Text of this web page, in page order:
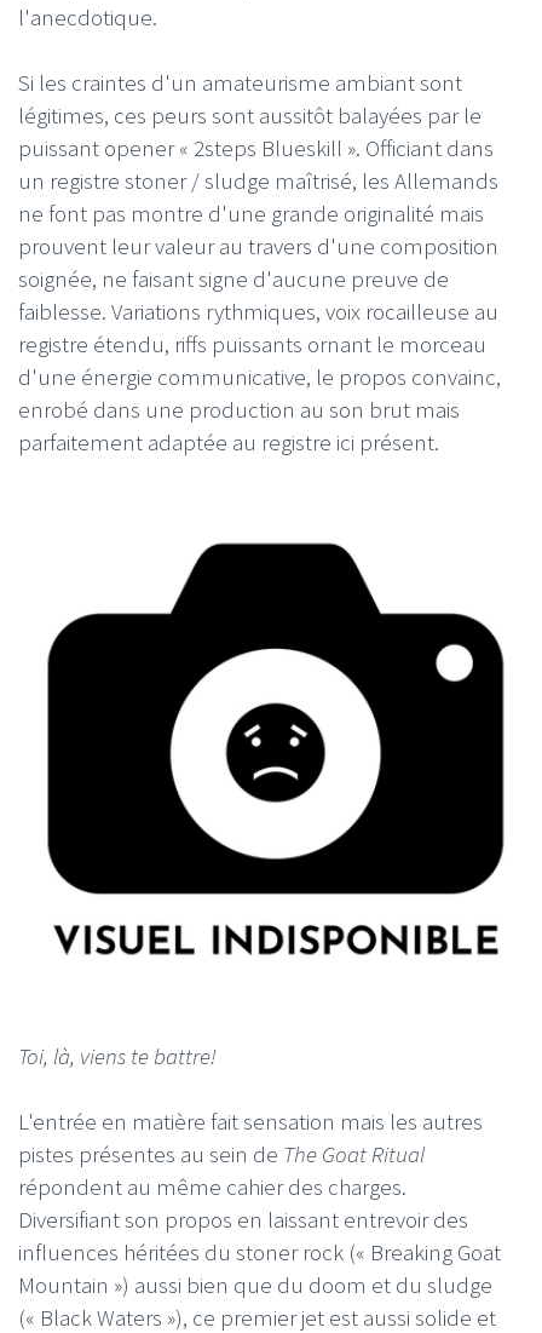
l'anecdotique.
Si les craintes d'un amateurisme ambiant sont
légitimes, ces peurs sont aussitôt balayées par le
puissant opener « 2steps Blueskill ». Officiant dans
un registre stoner / sludge maîtrisé, les Allemands
ne font pas montre d'une grande originalité mais
prouvent leur valeur au travers d'une composition
soignée, ne faisant signe d'aucune preuve de
faiblesse. Variations rythmiques, voix rocailleuse au
registre étendu, riffs puissants ornant le morceau
d'une énergie communicative, le propos convainc,
enrobé dans une production au son brut mais
parfaitement adaptée au registre ici présent.
Toi, là, viens te battre!
L'entrée en matière fait sensation mais les autres
pistes présentes au sein de The Goat Ritual
répondent au même cahier des charges.
Diversifiant son propos en laissant entrevoir des
influences héritées du stoner rock (« Breaking Goat
Mountain ») aussi bien que du doom et du sludge
(« Black Waters »), ce premier jet est aussi solide et